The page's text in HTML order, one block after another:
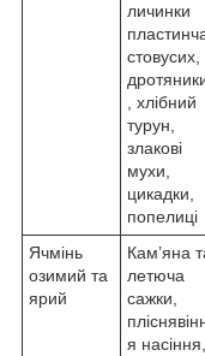
личинки
стовусих,
, хлібний
турун,
злакові
мухи,
цикадки,
попелиці
Ячмінь
озимий та
ярий
Кам’яна
летюча
сажки,
я насіння,